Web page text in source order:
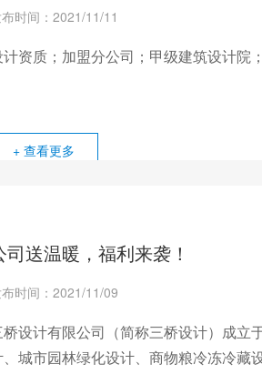
时间：2021/11/11
资质；加盟分公司；甲级建筑设计院
+ 查看更多
司送温暖，福利来袭！
时间：2021/11/09
设计有限公司（简称三桥设计）成立
城市园林绿化设计、商物粮冷冻冷藏